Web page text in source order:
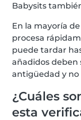
Babysits
En la mayoría
procesa
puede tardar
añadidos deben
antigüedad y no
¿Cuáles
esta